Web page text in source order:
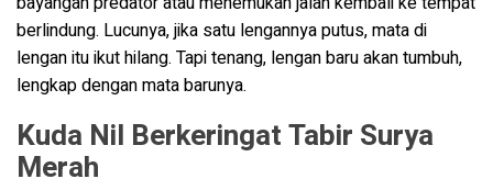
berlindung. Lucunya, jika satu lengannya putus, mata di
lengan itu ikut hilang. Tapi tenang, lengan baru akan tumbuh,
lengkap dengan mata barunya.
Kuda Nil Berkeringat Tabir Surya
Merah